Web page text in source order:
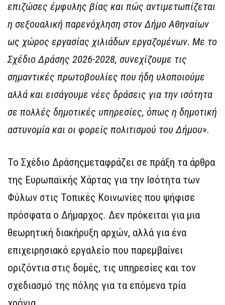
επιζώσες έμφυλης βίας και πώς αντιμετωπίζεται
η σεξουαλική παρενόχληση στον Δήμο Αθηναίων
ως χώρος εργασίας χιλιάδων εργαζομένων. Με το
Σχέδιο Δράσης 2026-2028, συνεχίζουμε τις
σημαντικές πρωτοβουλίες που ήδη υλοποιούμε
αλλά και εισάγουμε νέες δράσεις για την ισότητα
σε πολλές δημοτικές υπηρεσίες, όπως η δημοτική
αστυνομία και οι φορείς πολιτισμού του Δήμου».
Το Σχέδιο Δράσηςμεταφράζει σε πράξη τα άρθρα
της Ευρωπαϊκής Χάρτας για την Ισότητα των
Φύλων στις Τοπικές Κοινωνίες που ψήφισε
πρόσφατα ο Δήμαρχος. Δεν πρόκειται για μια
θεωρητική διακήρυξη αρχών, αλλά για ένα
επιχειρησιακό εργαλείο που παρεμβαίνει
οριζόντια στις δομές, τις υπηρεσίες και τον
σχεδιασμό της πόλης για τα επόμενα τρία